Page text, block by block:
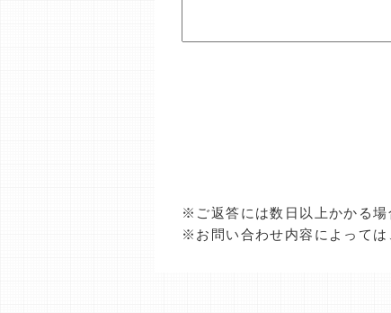
※ご返答には数日以上かかる場
※お問い合わせ内容によっては